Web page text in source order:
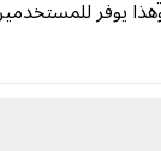
يوفر